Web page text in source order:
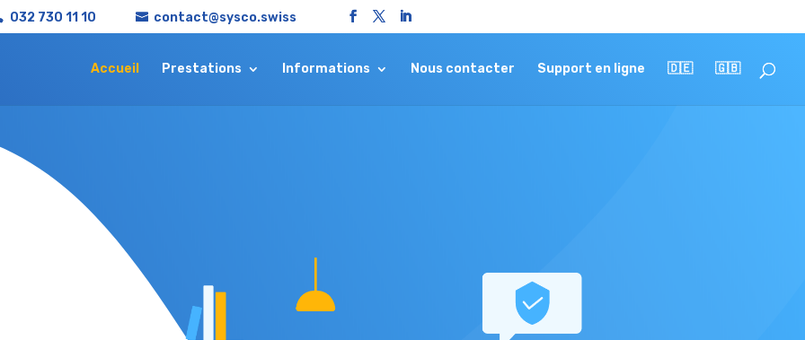
032 730 11 10 contact@sysco.swiss
Accueil Prestations Informations Nous contacter Support en ligne 🇩🇪 🇬🇧